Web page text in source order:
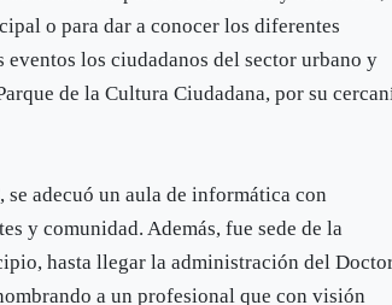
o para dar a conocer los diferentes
los ciudadanos del sector urbano y
de la Cultura Ciudadana, por su
adecuó un aula de informática con
y comunidad. Además, fue sede de la
hasta llegar la administración del
a un profesional que con visión